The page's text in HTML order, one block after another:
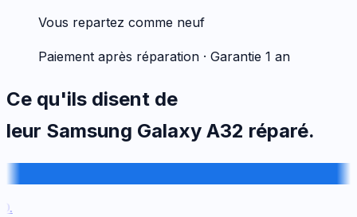
Vous repartez comme neuf
Paiement après réparation · Garantie 1 an
Ce qu'ils disent de
leur Samsung Galaxy A32 réparé.